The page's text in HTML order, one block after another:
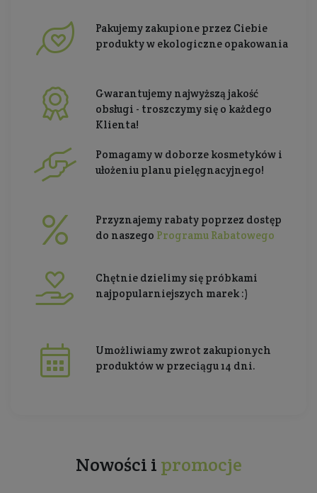
Pakujemy zakupione przez Ciebie
produkty w ekologiczne opakowania
Gwarantujemy najwyższą jakość
obsługi - troszczymy się o każdego
Klienta!
Pomagamy w doborze kosmetyków i
ułożeniu planu pielęgnacyjnego!
Przyznajemy rabaty poprzez dostęp
do naszego Programu Rabatowego
Chętnie dzielimy się próbkami
najpopularniejszych marek :)
Umożliwiamy zwrot zakupionych
produktów w przeciągu 14 dni.
Nowości i promocje